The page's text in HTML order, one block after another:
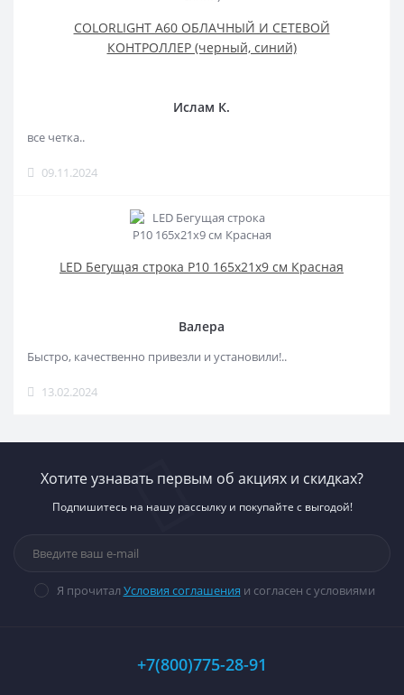
COLORLIGHT A60 ОБЛАЧНЫЙ И СЕТЕВОЙ
КОНТРОЛЛЕР (черный, синий)
Ислам К.
все четка..
09.11.2024
LED Бегущая строка Р10 165x21x9 см Красная
Валера
Быстро, качественно привезли и установили!..
13.02.2024
Хотите узнавать первым об акциях и скидках?
Подпишитесь на нашу рассылку и покупайте с выгодой!
Я прочитал Условия соглашения и согласен с условиями
+7(800)775-28-91